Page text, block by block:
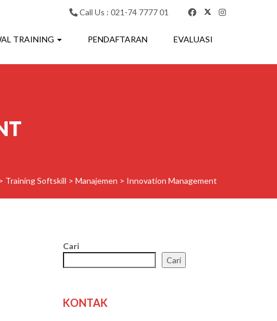
Call Us : 021-74 7777 01
TRAINING PENDAFTARAN EVALUASI
> Training Softskill > Manajemen > Innovation Management
Cari
Cari
KONTAK